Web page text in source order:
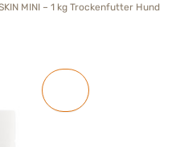
MINI – 1 kg Trockenfutter Hund